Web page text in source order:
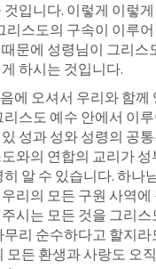
입니다. 이렇게 이렇
리스도의 구속이 이루
문에 성령님이 그리스
하시는 것입니다.
에 오셔서 우리와 함
스도 예수 안에서 이
성과 성와 성령의 공
와의 연합의 교리가
알 수 있습니다. 하나
리의 모든 구원 사역
시는 모든 것을 그리
리 순수하다고 할지
든 환생과 사랑도 오